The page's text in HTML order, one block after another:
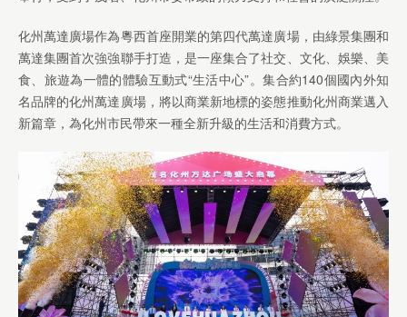
化州萬達廣場作為粵西首座開業的第四代萬達廣場，由綠景集團和
萬達集團首次強強聯手打造，是一座集合了社交、文化、娛樂、美
食、旅遊為一體的體驗互動式“生活中心”。集合約140個國內外知
名品牌的化州萬達廣場，將以商業新地標的姿態推動化州商業邁入
新篇章，為化州市民帶來一種全新升級的生活和消費方式。